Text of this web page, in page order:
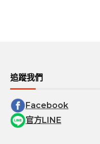
追蹤我們
Facebook
官方LINE